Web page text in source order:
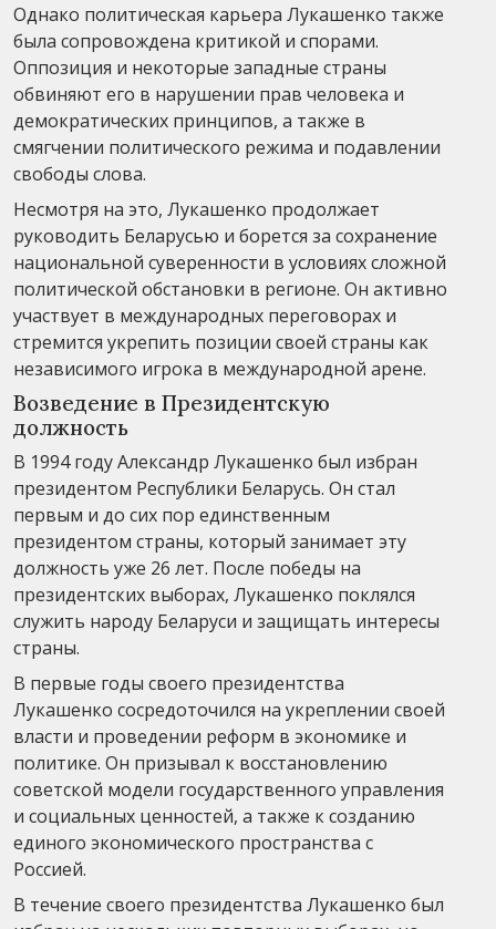
Однако политическая карьера Лукашенко также
была сопровождена критикой и спорами.
Оппозиция и некоторые западные страны
обвиняют его в нарушении прав человека и
демократических принципов, а также в
смягчении политического режима и подавлении
свободы слова.
Несмотря на это, Лукашенко продолжает
руководить Беларусью и борется за сохранение
национальной суверенности в условиях сложной
политической обстановки в регионе. Он активно
участвует в международных переговорах и
стремится укрепить позиции своей страны как
независимого игрока в международной арене.
Возведение в Президентскую
должность
В 1994 году Александр Лукашенко был избран
президентом Республики Беларусь. Он стал
первым и до сих пор единственным
президентом страны, который занимает эту
должность уже 26 лет. После победы на
президентских выборах, Лукашенко поклялся
служить народу Беларуси и защищать интересы
страны.
В первые годы своего президентства
Лукашенко сосредоточился на укреплении своей
власти и проведении реформ в экономике и
политике. Он призывал к восстановлению
советской модели государственного управления
и социальных ценностей, а также к созданию
единого экономического пространства с
Россией.
В течение своего президентства Лукашенко был